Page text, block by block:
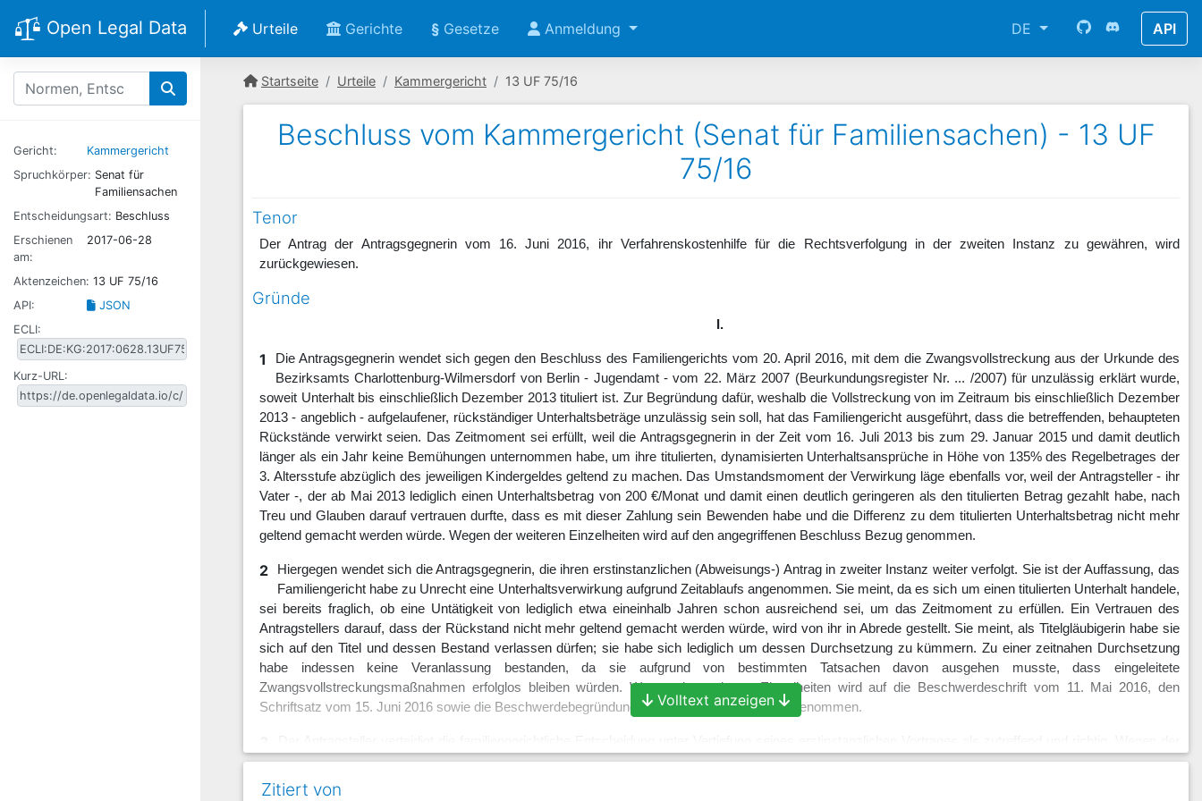
Open Legal Data Urteile Gerichte § Gesetze Anmeldung DE API
Gericht:
Kammergericht
Spruchkörper: Senat für
Familiensachen
Entscheidungsart: Beschluss
Erschienen
am:
2017-06-28
Aktenzeichen: 13 UF 75/16
API:
JSON
ECLI:
Kurz-URL:
Startseite Urteile Kammergericht 13 UF 75/16
Beschluss vom Kammergericht (Senat für Familiensachen) - 13 UF
75/16
Tenor
Der Antrag der Antragsgegnerin vom 16. Juni 2016, ihr Verfahrenskostenhilfe für die Rechtsverfolgung in der zweiten Instanz zu gewähren, wird
zurückgewiesen.
Gründe
I.
1
Die Antragsgegnerin wendet sich gegen den Beschluss des Familiengerichts vom 20. April 2016, mit dem die Zwangsvollstreckung aus der Urkunde des
Bezirksamts Charlottenburg-Wilmersdorf von Berlin - Jugendamt - vom 22. März 2007 (Beurkundungsregister Nr. ... /2007) für unzulässig erklärt wurde,
soweit Unterhalt bis einschließlich Dezember 2013 tituliert ist. Zur Begründung dafür, weshalb die Vollstreckung von im Zeitraum bis einschließlich Dezember
2013 - angeblich - aufgelaufener, rückständiger Unterhaltsbeträge unzulässig sein soll, hat das Familiengericht ausgeführt, dass die betreffenden, behaupteten
Rückstände verwirkt seien. Das Zeitmoment sei erfüllt, weil die Antragsgegnerin in der Zeit vom 16. Juli 2013 bis zum 29. Januar 2015 und damit deutlich
länger als ein Jahr keine Bemühungen unternommen habe, um ihre titulierten, dynamisierten Unterhaltsansprüche in Höhe von 135% des Regelbetrages der
3. Altersstufe abzüglich des jeweiligen Kindergeldes geltend zu machen. Das Umstandsmoment der Verwirkung läge ebenfalls vor, weil der Antragsteller - ihr
Vater -, der ab Mai 2013 lediglich einen Unterhaltsbetrag von 200 €/Monat und damit einen deutlich geringeren als den titulierten Betrag gezahlt habe, nach
Treu und Glauben darauf vertrauen durfte, dass es mit dieser Zahlung sein Bewenden habe und die Differenz zu dem titulierten Unterhaltsbetrag nicht mehr
geltend gemacht werden würde. Wegen der weiteren Einzelheiten wird auf den angegriffenen Beschluss Bezug genommen.
2
Hiergegen wendet sich die Antragsgegnerin, die ihren erstinstanzlichen (Abweisungs-) Antrag in zweiter Instanz weiter verfolgt. Sie ist der Auffassung, das
Familiengericht habe zu Unrecht eine Unterhaltsverwirkung aufgrund Zeitablaufs angenommen. Sie meint, da es sich um einen titulierten Unterhalt handele,
sei bereits fraglich, ob eine Untätigkeit von lediglich etwa eineinhalb Jahren schon ausreichend sei, um das Zeitmoment zu erfüllen. Ein Vertrauen des
Antragstellers darauf, dass der Rückstand nicht mehr geltend gemacht werden würde, wird von ihr in Abrede gestellt. Sie meint, als Titelgläubigerin habe sie
sich auf den Titel und dessen Bestand verlassen dürfen; sie habe sich lediglich um dessen Durchsetzung zu kümmern. Zu einer zeitnahen Durchsetzung
habe indessen keine Veranlassung bestanden, da sie aufgrund von bestimmten Tatsachen davon ausgehen musste, dass eingeleitete
Zwangsvollstreckungsmaßnahmen erfolglos bleiben würden. Wegen der weiteren Einzelheiten wird auf die Beschwerdeschrift vom 11. Mai 2016, den
Schriftsatz vom 15. Juni 2016 sowie die Beschwerdebegründung vom 16. Juni 2016 Bezug genommen.
Einzelheiten wird auf die Schriftsätze vom 25. Mai 2016, vom 29. Juni 2016 und vom 13. Juli 2016 verwiesen.
Volltext anzeigen
Zitiert von